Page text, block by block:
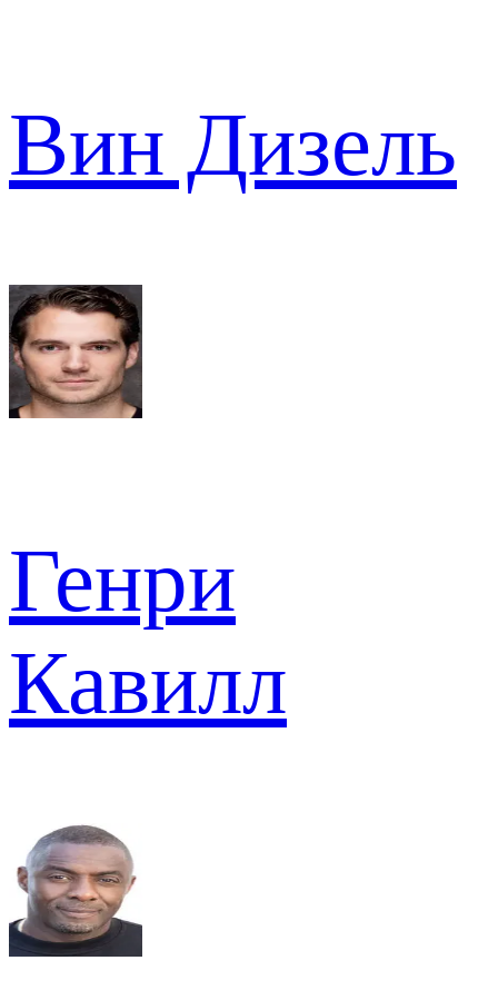
Вин Дизель
Генри
Кавилл